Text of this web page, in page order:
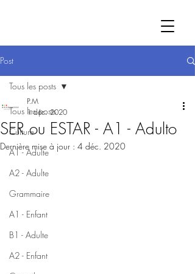
Post
Tous les posts
Culture
A1 - Adulte
A2 - Adulte
Grammaire
A1 - Enfant
B1 - Adulte
A2 - Enfant
Tous les posts
SER ou ESTAR - A1 - Adulto
P.M
1 déc. 2020
Dernière mise à jour : 4 déc. 2020